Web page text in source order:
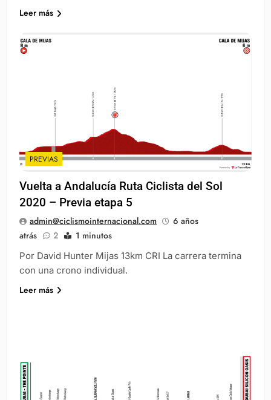
Leer más
PREVIAS
Vuelta a Andalucía Ruta Ciclista del Sol
2020 – Previa etapa 5
admin@ciclismointernacional.com
6 años
atrás
2 1 minutos
Por David Hunter Mijas 13km CRI La carrera termina
con una crono individual.
Leer más